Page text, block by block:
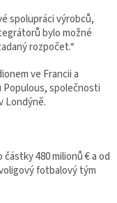
spolupráci výrobců,
bylo možné
rozpočet.“
ve Francii a
společnosti
Londýně.
480 milionů € a od
fotbalový tým